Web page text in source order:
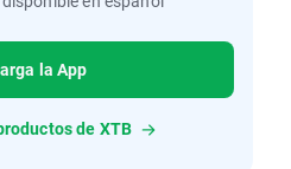
la App
de XTB